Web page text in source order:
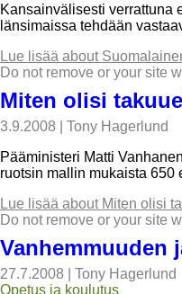
Kansainvälisesti verrattuna
länsimaissa tehdään
Lue lisää about
Do not remove or your site
Miten olisi
3.9.2008
Tony Hagerlund
Pääministeri Matti
ruotsin mallin mukaista
Lue lisää about Miten olisi
Do not remove or your site
Vanhemmuuden
27.7.2008
Tony Hagerlund
Opetus ja koulutus